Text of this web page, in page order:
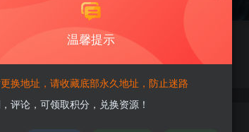
心、坚持和毅力
温馨提示
换地址，请收藏底部永久地址，防止迷路
评论，可领取积分，兑换资源！